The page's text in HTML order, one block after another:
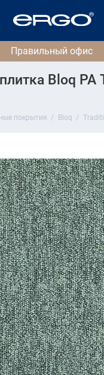
Bloq
покрытия Bloq